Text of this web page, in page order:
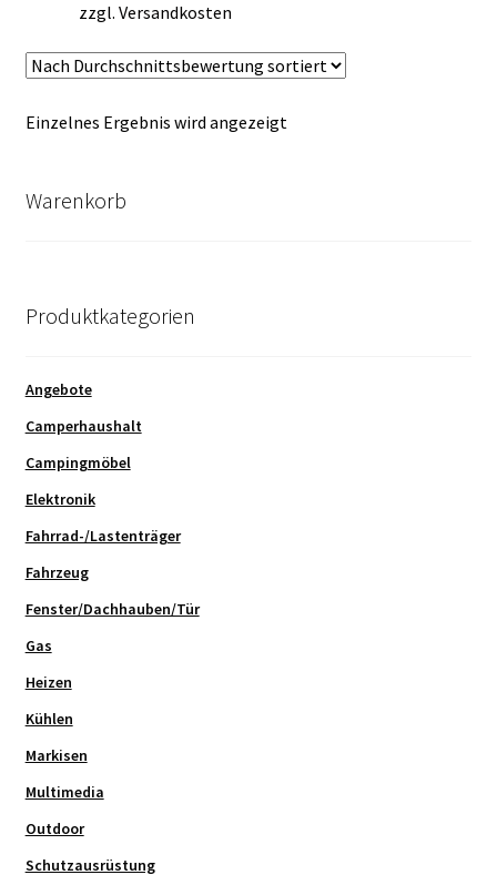
Warenkorb
zzgl. Versandkosten
Einzelnes Ergebnis wird angezeigt
Warenkorb
Produktkategorien
Angebote
Camperhaushalt
Campingmöbel
Elektronik
Fahrrad-/Lastenträger
Fahrzeug
Fenster/Dachhauben/Tür
Gas
Heizen
Kühlen
Markisen
Multimedia
Outdoor
Schutzausrüstung